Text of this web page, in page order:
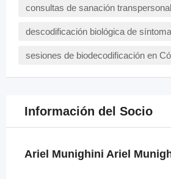
consultas de sanación transpersonal
descodificación biológica de
sesiones de biodecodificación en
Información del Socio
Ariel Munighini Ariel